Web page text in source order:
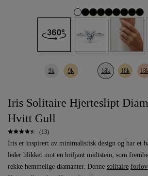
9k 9k 18k 18k
Iris Solitaire Hjerteslipt
Hvitt Gull
(13)
Iris er inspirert av minimalistisk design og har et
leder blikket mot en briljant midtstein, som
rekke hemmelige diamanter. Denne solitaire